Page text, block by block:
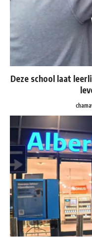
Deze school laat